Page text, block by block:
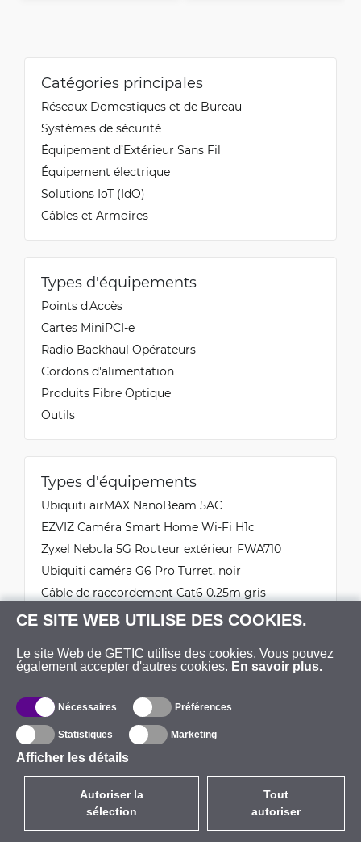
CE SITE WEB UTILISE DES COOKIES.
Le site Web de GETIC utilise des cookies. Vous pouvez
également accepter d'autres cookies. En savoir plus.
Nécessaires Préférences
Statistiques Marketing
Afficher les détails
Autoriser la
sélection
Tout
autoriser
Catégories principales
Réseaux Domestiques et de Bureau
Systèmes de sécurité
Équipement d’Extérieur Sans Fil
Équipement électrique
Solutions IoT (IdO)
Câbles et Armoires
Types d'équipements
Points d'Accès
Cartes MiniPCI-e
Radio Backhaul Opérateurs
Cordons d'alimentation
Produits Fibre Optique
Outils
Types d'équipements
Ubiquiti airMAX NanoBeam 5AC
EZVIZ Caméra Smart Home Wi-Fi H1c
Zyxel Nebula 5G Routeur extérieur FWA710
Ubiquiti caméra G6 Pro Turret, noir
Câble de raccordement Cat6 0.25m gris
Câble de raccordement Cat5e 1m jaune
Livraison en France et dans tous les pays de l'UE.
Livraison express sous 1 à 2 jours.